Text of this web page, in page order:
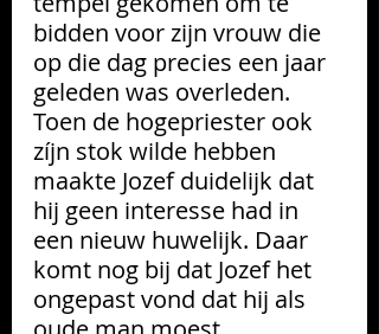
bidden voor zijn vrouw die
op die dag precies een jaar
geleden was overleden.
Toen de hogepriester ook
zíjn stok wilde hebben
maakte Jozef duidelijk dat
hij geen interesse had in
een nieuw huwelijk. Daar
komt nog bij dat Jozef het
ongepast vond dat hij als